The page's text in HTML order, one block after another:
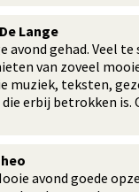
Lange
avond gehad. Veel
van zoveel
muziek, teksten,
die erbij betrokken
avond goede